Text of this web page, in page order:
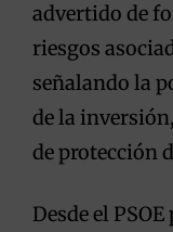
advertido de
riesgos
señalando la
de la
de protección
Desde el